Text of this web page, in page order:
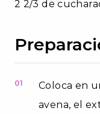
2 2/3 de
01
Coloca en
avena, el